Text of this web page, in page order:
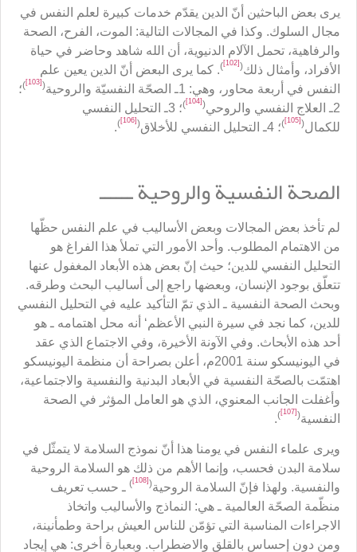
يرى بعض الباحثين أنّ الدين يقدّم خدمات كبيرة لعلم النفس في
مجال السلوك. وكذا في المجالات التالية: الموت، الفرح، الصحة
والرفاهية، تحمل الآلام الدنيوية، أن الله شاهد وحاضر في حياة
الأفراد، وأمثال ذلك(
[102]
). كما يرى البعض أنّ الدين يعين علم
النفس في أربعة محاور، وهي: 1ـ الصحّة النفسيّة والروحية
(
[103]
)؛
2ـ العلاج النفسي والروحي
(
[104]
)
؛ 3ـ التحليل النفسي
للكمال(
[105]
)؛ 4ـ التحليل النفسي للأخلاق (
[106]
)
.
الصحة النفسية والروحية ــــــ
لم تأخذ بعض المجالات وبعض الأساليب في علم النفس حظّها
من الاهتمام المطلوب. وأحد الأمور التي تملأ هذا الفراغ هو
التحليل النفسي للدين؛ حيث إنّ بعض هذه الأبعاد المغفول عنها
تتعلّق بوجود الإنسان، وبعضها راجع إلى أساليب البحث وطرقه.
وبحث الصحة النفسية ـ الذي تمّ التأكيد عليه في التحليل النفسي
للدين، كما نجد في سيرة النبي الأعظم‘ أنه محل اهتمامه ـ هو
أحد هذه الأبحاث. وفي الآونة الأخيرة، وفي الاجتماع الذي عقد
في اليونيسكو سنة 2001م، أعلن بصراحة أن منظمة اليونيسكو
اهتمّت بالصحّة النفسية في الأبعاد البدنية والنفسية والاجتماعية،
وأغفلت الجانب المعنوي، الذي هو العامل المؤثر في الصحة
النفسية(
[107]
)
.
ويرى علماء النفس في يومنا هذا أنّ نموذج السلامة لا يتمثّل في
سلامة البدن فحسب، وإنما الأهم من ذلك هو السلامة الروحية
والنفسية. ولهذا فإنّ السلامة الروحية(
[108]
) ـ حسب تعريف
منظّمة الصحّة العالمية ـ هي: النماذج والأساليب واتخاذ
الاجراءات المناسبة التي تؤمّن للناس العيش براحة وطمأنينة،
ومن دون إحساس بالقلق والاضطراب. وبعبارة أخرى: هي إيجاد